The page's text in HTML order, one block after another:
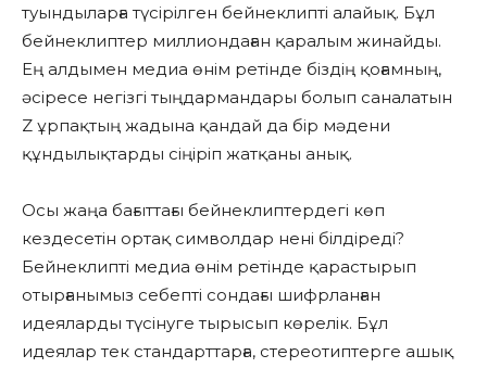
туындыларға түсірілген бейнеклипті алайық. Бұл
бейнеклиптер миллиондаған қаралым жинайды.
Ең алдымен медиа өнім ретінде біздің қоғамның,
әсіресе негізгі тыңдармандары болып саналатын
Z ұрпақтың жадына қандай да бір мәдени
құндылықтарды сіңіріп жатқаны анық.
Осы жаңа бағыттағы бейнеклиптердегі көп
кездесетін ортақ символдар нені білдіреді?
Бейнеклипті медиа өнім ретінде қарастырып
отырғанымыз себепті сондағы шифрланған
идеяларды түсінуге тырысып көрелік. Бұл
идеялар тек стандарттарға, стереотиптерге ашық